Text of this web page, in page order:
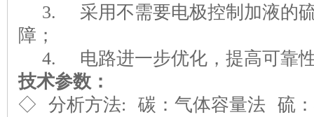
3. 采用不需要电极控制加液的硫
障；
4. 电路进一步优化，提高可靠
技术参数：
◇ 分析方法: 碳：气体容量法 硫